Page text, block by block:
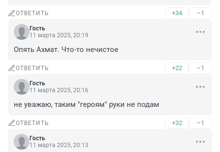
ОТВЕТИТЬ +34 –1
Гость
11 марта 2025, 20:19
Опять Ахмат. Что-то нечистое
ОТВЕТИТЬ +22 –1
Гость
11 марта 2025, 20:16
не уважаю, таким "героям" руки не подам
ОТВЕТИТЬ +32 –1
Гость
11 марта 2025, 20:13